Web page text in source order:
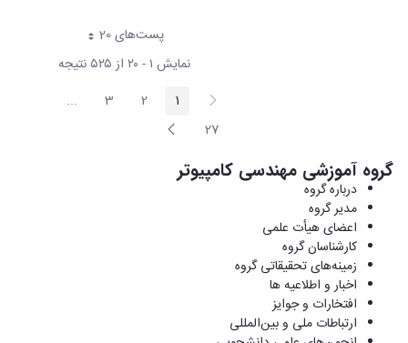
پست‌‌های 20هر صفحه
نمایش ۱ - ۲۰ از ۵۲۵ نتیجه
پیغام
قبلی صفحه1 صفحه2 صفحه3
...
Pages
صفحه27 صفحه
بعد
گروه آموزشی مهندسی کامپیوتر
درباره گروه
مدیر گروه
اعضای هیأت علمی
کارشناسان گروه
زمینه‌های تحقیقاتی گروه
اخبار و اطلاعیه ها
افتخارات و جوایز
ارتباطات ملی و بین‌المللی